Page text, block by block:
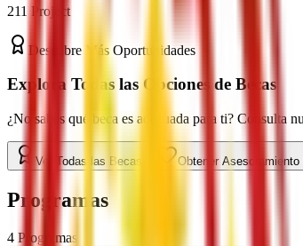
211 Project
Descubre Más Oportunidades
Explora Todas las Opciones de Becas
¿No sabes qué beca es adecuada para ti? Consulta
Ver Todas las Becas Obtener
Programas
4 Programas